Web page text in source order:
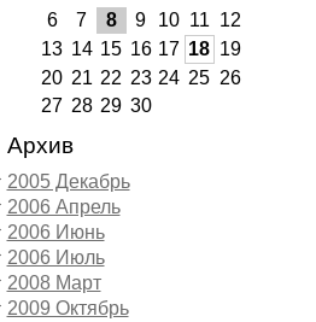
6
7 8 9 10 11 12
13 14 15 16 17 18 19
20 21 22 23 24 25 26
27 28 29 30
Архив
2005 Декабрь
2006 Апрель
2006 Июнь
2006 Июль
2008 Март
2009 Октябрь